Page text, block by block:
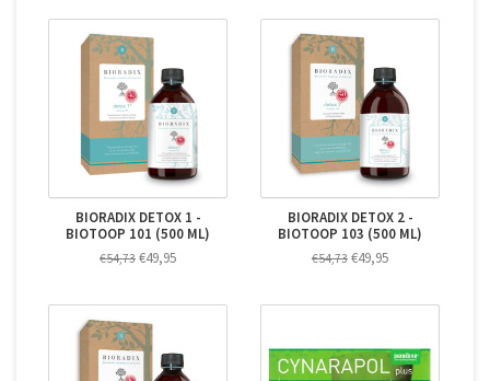
BIORADIX DETOX 1 -
BIOTOOP 101 (500 ML)
€54,73 €49,95
BIORADIX DETOX 2 -
BIOTOOP 103 (500 ML)
€54,73 €49,95